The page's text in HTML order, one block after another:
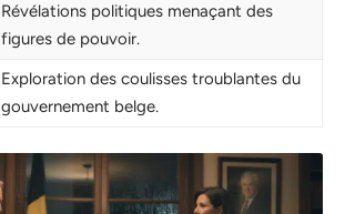
Révélations politiques menaçant des
figures de pouvoir.
Exploration des coulisses troublantes du
gouvernement belge.